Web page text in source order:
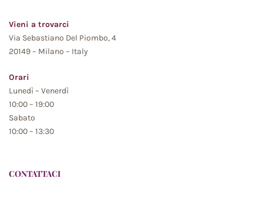
Vieni a trovarci
Via Sebastiano Del Piombo, 4
20149 – Milano – Italy
Orari
Lunedì – Venerdì
10:00 – 19:00
Sabato
10:00 – 13:30
CONTATTACI